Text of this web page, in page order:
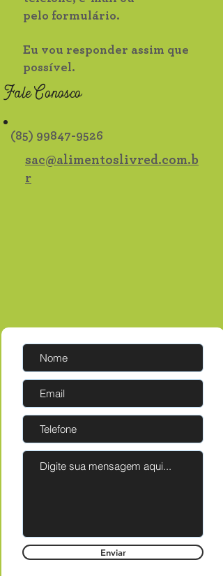
pelo formulário.
Eu vou responder assim que
possível.
Fale Conosco
(85) 99847-9526
sac@alimentoslivred.com.b
r
Enviar